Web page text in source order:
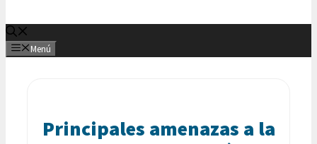
Menú
Principales amenazas a la